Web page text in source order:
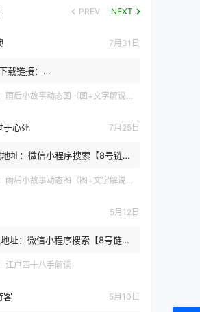
PREV NEXT
7月31日
载链接：
雨后小故事动态图（图+文字解说版）
于心死 7月25日
址：微信小程序搜索【8号链
二维码微信里...
雨后小故事动态图（图+文字解说版）
5月12日
址：微信小程序搜索【8号链
二维码微信里识别
江户四十八手解读
客 5月10日